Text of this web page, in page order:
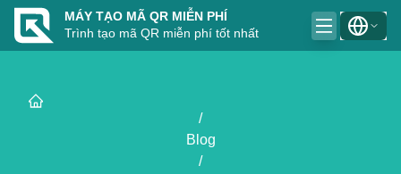
MÁY TẠO MÃ QR MIỄN PHÍ
Trình tạo mã QR miễn phí tốt nhất
/
Blog
/